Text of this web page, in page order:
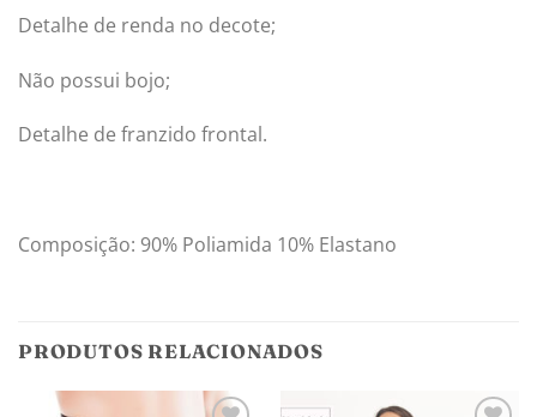
Detalhe de renda no decote;
Não possui bojo;
Detalhe de franzido frontal.
Composição: 90% Poliamida 10% Elastano
PRODUTOS RELACIONADOS